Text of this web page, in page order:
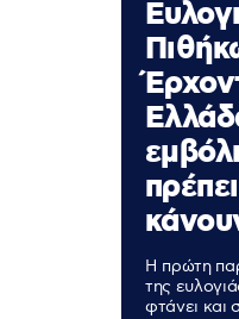
Η πρώτη
της
φτάνει και